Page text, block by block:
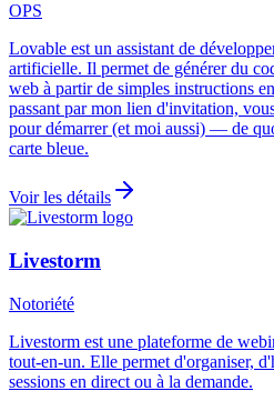
OPS
Lovable est un assistant de
artificielle. Il permet de générer du
web à partir de simples instructions
passant par mon lien d'invitation,
pour démarrer (et moi aussi) — de
carte bleue.
Voir les détails
Livestorm
Notoriété
Livestorm est une plateforme de
tout-en-un. Elle permet d'organiser,
sessions en direct ou à la demande.